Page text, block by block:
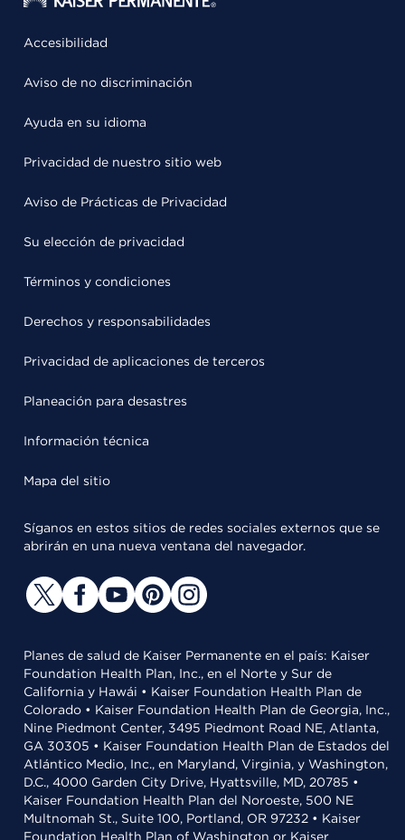
Accesibilidad
Aviso de no discriminación
Ayuda en su idioma
Privacidad de nuestro sitio web
Aviso de Prácticas de Privacidad
Su elección de privacidad
Términos y condiciones
Derechos y responsabilidades
Privacidad de aplicaciones de terceros
Planeación para desastres
Información técnica
Mapa del sitio
Síganos en estos sitios de redes sociales externos que se
abrirán en una nueva ventana del navegador.
Planes de salud de Kaiser Permanente en el país: Kaiser
Foundation Health Plan, Inc., en el Norte y Sur de
California y Hawái • Kaiser Foundation Health Plan de
Colorado • Kaiser Foundation Health Plan de Georgia, Inc.,
Nine Piedmont Center, 3495 Piedmont Road NE, Atlanta,
GA 30305 • Kaiser Foundation Health Plan de Estados del
Atlántico Medio, Inc., en Maryland, Virginia, y Washington,
D.C., 4000 Garden City Drive, Hyattsville, MD, 20785 •
Kaiser Foundation Health Plan del Noroeste, 500 NE
Multnomah St., Suite 100, Portland, OR 97232 • Kaiser
Foundation Health Plan of Washington or Kaiser